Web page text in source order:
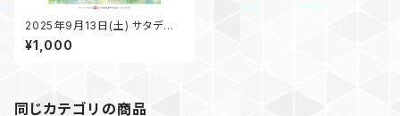
2025年9月13日(土) サタデー･
モーニング･コンサート vol.20
〜土曜日の朝、ヴィオラ奏者
¥1,000
同じカテゴリの商品